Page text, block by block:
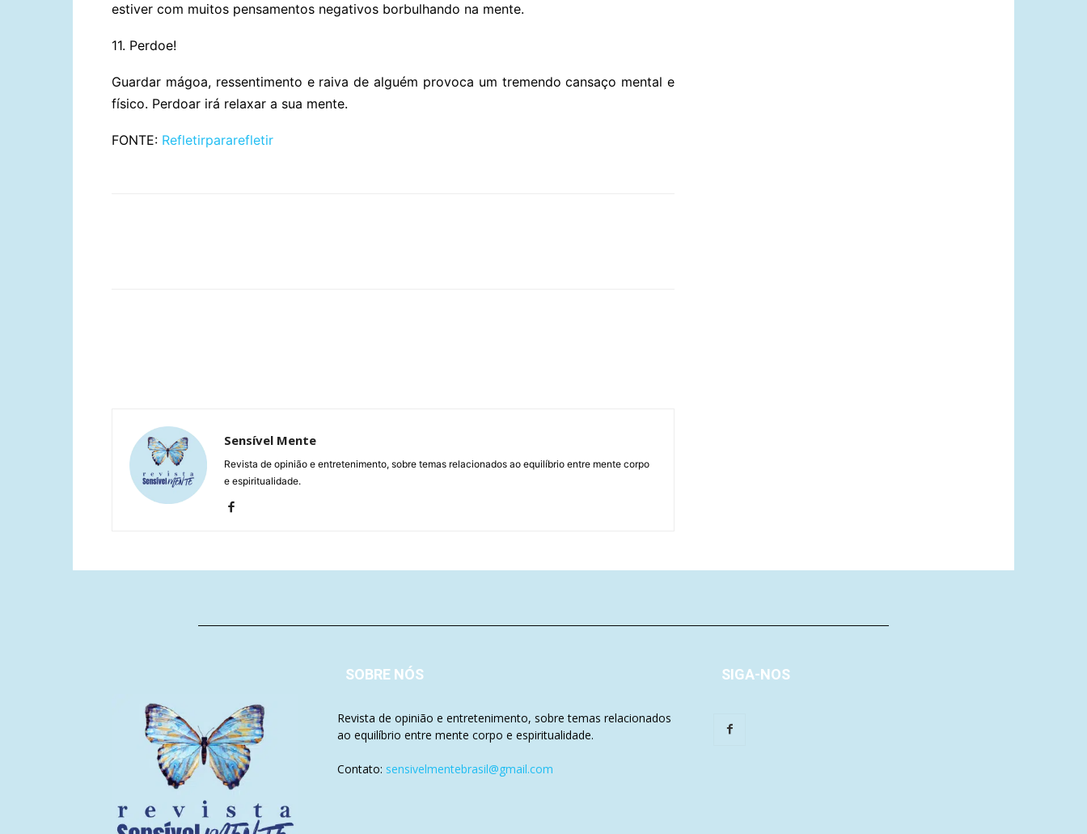
estiver com muitos pensamentos negativos borbulhando na mente.
11. Perdoe!
Guardar mágoa, ressentimento e raiva de alguém provoca um tremendo cansaço mental e
físico. Perdoar irá relaxar a sua mente.
FONTE: Refletirpararefletir
Sensível Mente
Revista de opinião e entretenimento, sobre temas relacionados ao equilíbrio entre mente corpo
e espiritualidade.
SOBRE NÓS
Revista de opinião e entretenimento, sobre temas relacionados
ao equilíbrio entre mente corpo e espiritualidade.
Contato: sensivelmentebrasil@gmail.com
SIGA-NOS